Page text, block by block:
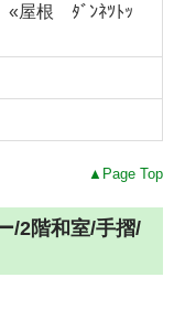
根 ﾀﾞﾝﾈﾂﾄｯ
▲Page Top
2階和室/手摺/